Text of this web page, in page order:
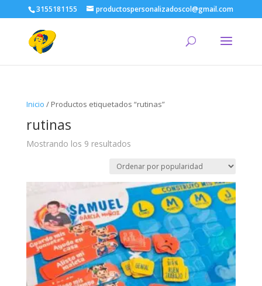
3155181155 productospersonalizadoscol@gmail.com
Inicio / Productos etiquetados “rutinas”
rutinas
Mostrando los 9 resultadosOrdenado
popularidad